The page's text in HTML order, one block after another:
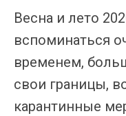
Весна и лето
вспоминаться
временем,
свои границы,
карантинные